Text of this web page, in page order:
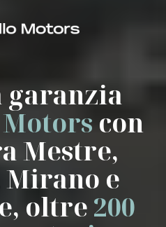
garanzia
con
Mestre,
Mirano e
oltre 200